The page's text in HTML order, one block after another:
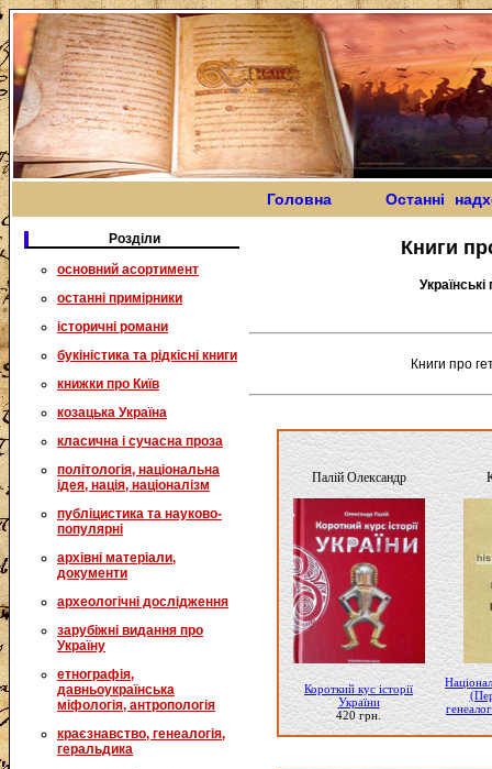
Головна Останні
Розділи
основний асортимент
останні примірники
історичні романи
букіністика та рідкісні книги
книжки про Київ
козацька Україна
класична і сучасна проза
політологія, національна
ідея, нація, націоналізм
публіцистика та науково-
популярні
архівні матеріали,
документи
археологічні дослідження
зарубіжні видання про
Україну
етнографія,
давньоукраїнська
міфологія, антропологія
краєзнавство, генеалогія,
геральдика
Книги
Книги про
Палій Олександр
Короткий кус історії
України
420 грн.